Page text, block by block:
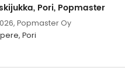
Pori, Popmaster
Popmaster Oy
Pori